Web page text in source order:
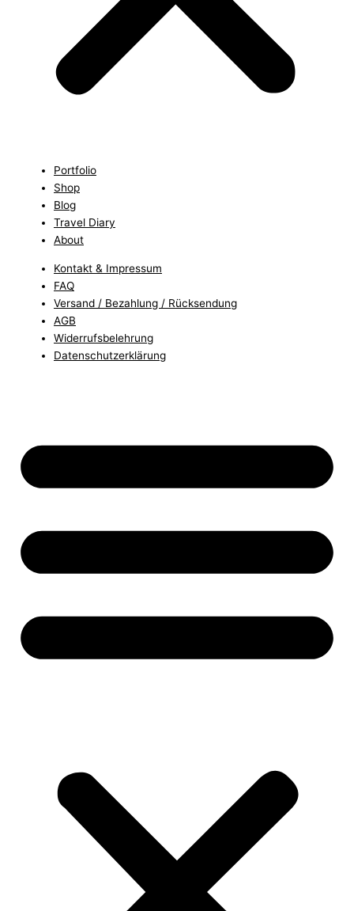
Portfolio
Shop
Blog
Travel Diary
About
Kontakt & Impressum
FAQ
Versand / Bezahlung / Rücksendung
AGB
Widerrufsbelehrung
Datenschutzerklärung